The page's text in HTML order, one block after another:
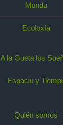
Mundu
Ecoloxía
A la Gueta los
Espaciu y
Quién somos